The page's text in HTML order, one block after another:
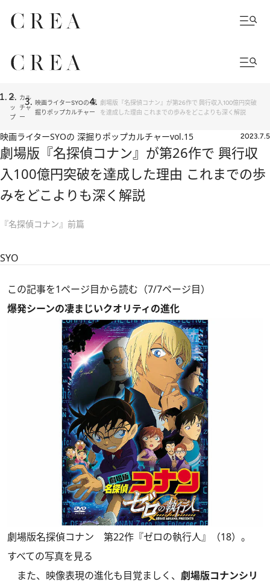
ト
ッ
プ
カル
チャ
ー
映画ライターSYOの 深
掘りポップカルチャー
劇場版『名探偵コナン』が第26作で 興行収入100億円突破
を達成した理由 これまでの歩みをどこよりも深く解説
映画ライターSYOの 深掘りポップカルチャーvol.15 2023.7.5
劇場版『名探偵コナン』が第26作で 興行収
入100億円突破を達成した理由 これまでの歩
みをどこよりも深く解説
『名探偵コナン』前篇
SYO
この記事を1ページ目から読む（7/7ページ目）
爆発シーンの凄まじいクオリティの進化
劇場版名探偵コナン 第22作『ゼロの執行人』（18）。
すべての写真を見る
また、映像表現の進化も目覚ましく、 劇場版コナンシリ